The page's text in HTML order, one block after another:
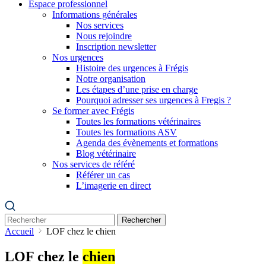
Espace professionnel
Informations générales
Nos services
Nous rejoindre
Inscription newsletter
Nos urgences
Histoire des urgences à Frégis
Notre organisation
Les étapes d’une prise en charge
Pourquoi adresser ses urgences à Fregis ?
Se former avec Frégis
Toutes les formations vétérinaires
Toutes les formations ASV
Agenda des évènements et formations
Blog vétérinaire
Nos services de référé
Référer un cas
L’imagerie en direct
Rechercher
Accueil LOF chez le chien
LOF chez le chien